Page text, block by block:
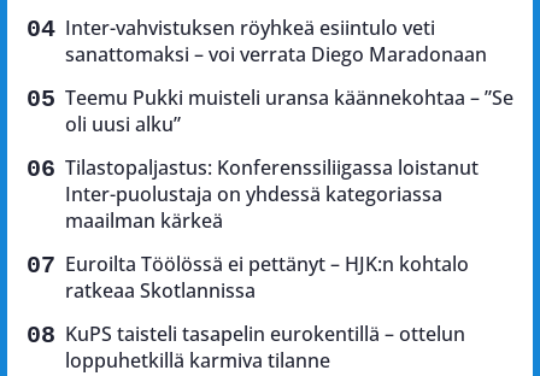
Inter-vahvistuksen röyhkeä esiintulo veti
sanattomaksi – voi verrata Diego Maradonaan
Teemu Pukki muisteli uransa käännekohtaa – ”Se
oli uusi alku”
Tilastopaljastus: Konferenssiliigassa loistanut
Inter-puolustaja on yhdessä kategoriassa
maailman kärkeä
Euroilta Töölössä ei pettänyt – HJK:n kohtalo
ratkeaa Skotlannissa
KuPS taisteli tasapelin eurokentillä – ottelun
loppuhetkillä karmiva tilanne